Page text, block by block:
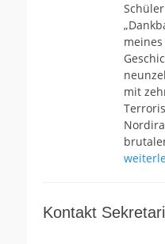
mit
Kontakt